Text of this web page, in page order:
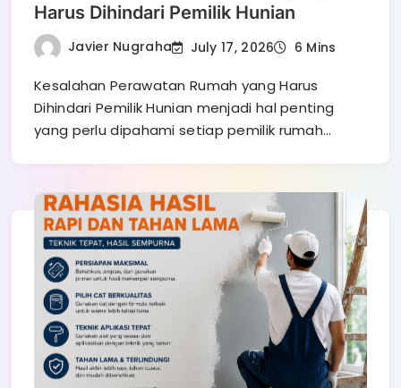
Harus Dihindari Pemilik Hunian
Javier Nugraha July 17, 2026 6 Mins
Kesalahan Perawatan Rumah yang Harus
Dihindari Pemilik Hunian menjadi hal penting
yang perlu dipahami setiap pemilik rumah…